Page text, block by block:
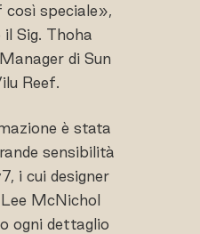
così speciale»,
Sig. Thoha
di Sun
Reef.
è stata
sensibilità
i cui designer
McNichol
ogni dettaglio